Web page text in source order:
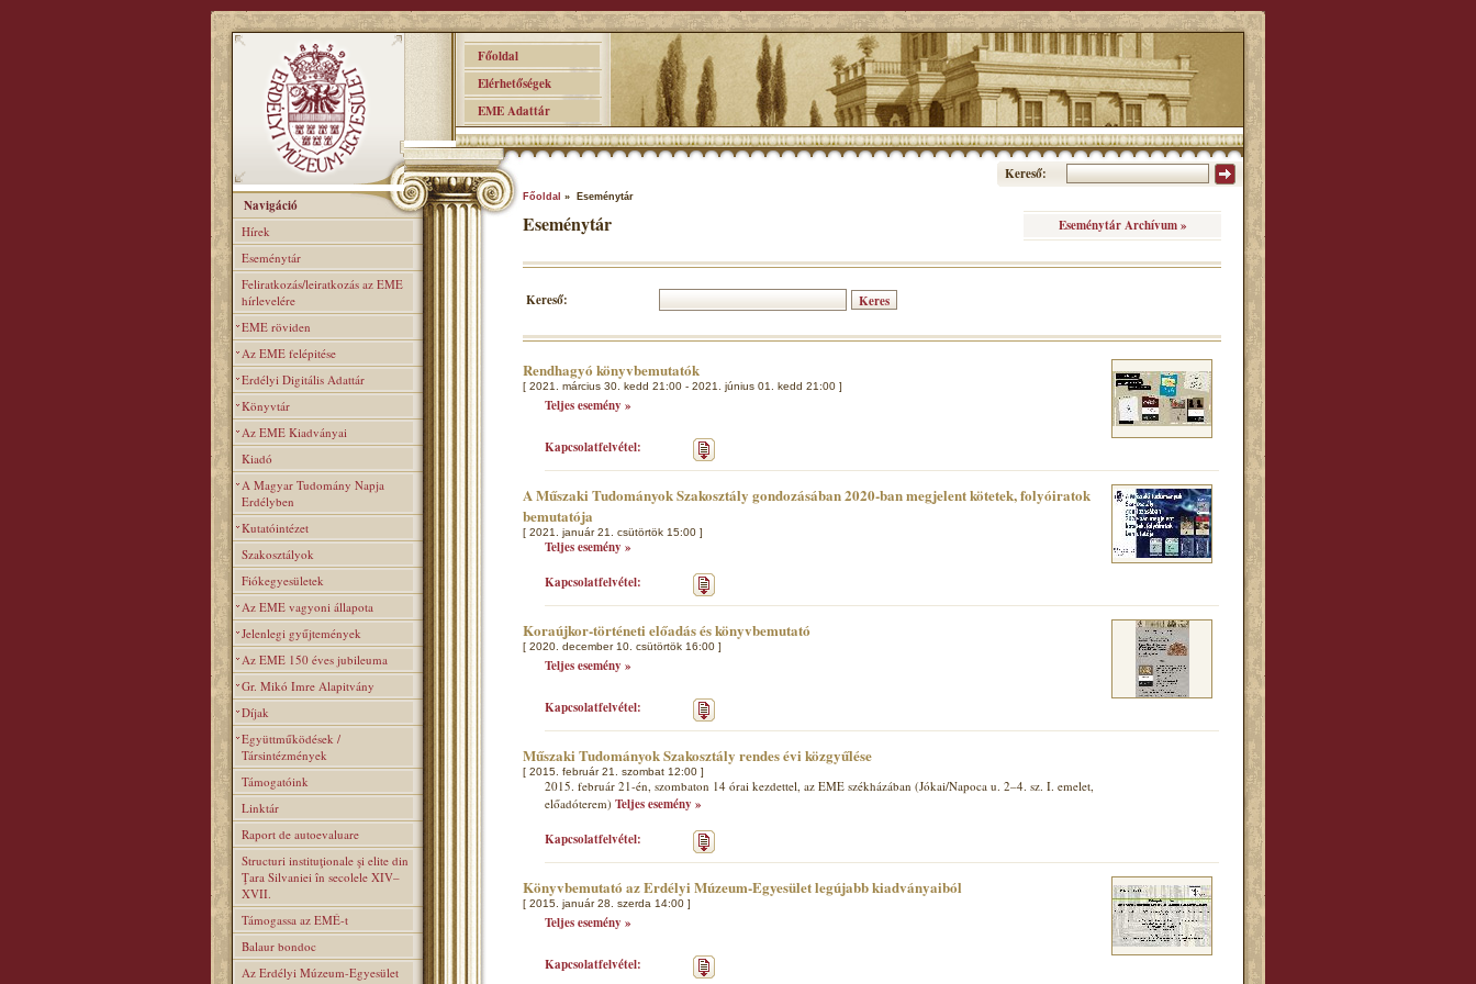
Főoldal
Elérhetőségek
EME Adattár
Kereső:
Navigáció
Hírek
Eseménytár
Feliratkozás/leiratkozás az EME
hírlevelére
EME röviden
Az EME felépitése
Erdélyi Digitális Adattár
Könyvtár
Az EME Kiadványai
Kiadó
A Magyar Tudomány Napja
Erdélyben
Kutatóintézet
Szakosztályok
Fiókegyesületek
Az EME vagyoni állapota
Jelenlegi gyűjtemények
Az EME 150 éves jubileuma
Gr. Mikó Imre Alapitvány
Díjak
Együttműködések /
Társintézmények
Támogatóink
Linktár
Raport de autoevaluare
Structuri instituţionale şi elite din
Ţara Silvaniei în secolele XIV–
XVII.
Támogassa az EMÉ-t
Balaur bondoc
Az Erdélyi Múzeum-Egyesület
Főoldal » Eseménytár
Eseménytár Eseménytár Archívum »
Kereső:
Rendhagyó könyvbemutatók
[ 2021. március 30. kedd 21:00 - 2021. június 01. kedd 21:00 ]
Teljes esemény »
Kapcsolatfelvétel:
A Műszaki Tudományok Szakosztály gondozásában 2020-ban megjelent kötetek, folyóiratok
bemutatója
[ 2021. január 21. csütörtök 15:00 ]
Teljes esemény »
Kapcsolatfelvétel:
Koraújkor-történeti előadás és könyvbemutató
[ 2020. december 10. csütörtök 16:00 ]
Teljes esemény »
Kapcsolatfelvétel:
Műszaki Tudományok Szakosztály rendes évi közgyűlése
[ 2015. február 21. szombat 12:00 ]
2015. február 21-én, szombaton 14 órai kezdettel, az EME székházában (Jókai/Napoca u. 2–4. sz. I. emelet,
előadóterem) Teljes esemény »
Kapcsolatfelvétel:
Könyvbemutató az Erdélyi Múzeum-Egyesület legújabb kiadványaiból
[ 2015. január 28. szerda 14:00 ]
Teljes esemény »
Kapcsolatfelvétel: